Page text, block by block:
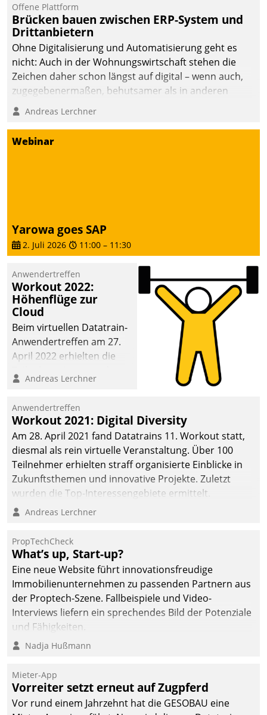
Offene Plattform
Brücken bauen zwischen ERP-System und
Drittanbietern
Ohne Digitalisierung und Automatisierung geht es
nicht: Auch in der Wohnungswirtschaft stehen die
Zeichen daher schon längst auf digital – wenn auch,
zugegebenermaßen, behutsamer als in anderen
Branchen.
Andreas Lerchner
Webinar
Yarowa goes SAP
2. Juli 2026 11:00 – 11:30
Anwendertreffen
Workout 2022:
Höhenflüge zur
Cloud
Beim virtuellen Datatrain-
Anwendertreffen am 27.
April 2022 erhielten die
Teilnehmer kurzweilige
Cloud-Strategien und -
Lösungen mit hohem
Zukunftspotenzial.
Andreas Lerchner
Anwendertreffen
Workout 2021: Digital Diversity
Am 28. April 2021 fand Datatrains 11. Workout statt,
diesmal als rein virtuelle Veranstaltung. Über 100
Teilnehmer erhielten straff organisierte Einblicke in
Zukunftsthemen und innovative Projekte. Zuletzt
wurden die Top-Interessengebiete ermittelt.
Andreas Lerchner
PropTechCheck
What’s up, Start-up?
Eine neue Website führt innovationsfreudige
Immobilienunternehmen zu passenden Partnern aus
der Proptech-Szene. Fallbeispiele und Video-
Interviews liefern ein sprechendes Bild der Potenziale
und Fähigkeiten.
Nadja Hußmann
Mieter-App
Vorreiter setzt erneut auf Zugpferd
Vor rund einem Jahrzehnt hat die GESOBAU eine